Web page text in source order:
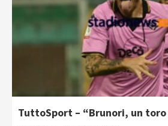
TuttoSport – “Brunori, un